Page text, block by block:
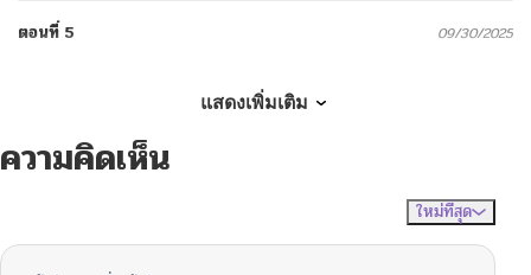
ตอนที่ 5 09/30/2025
ตอนที่ 3
09/30/2025
แสดงเพิ่มเติม
ความคิดเห็น
ใหม่ที่สุด